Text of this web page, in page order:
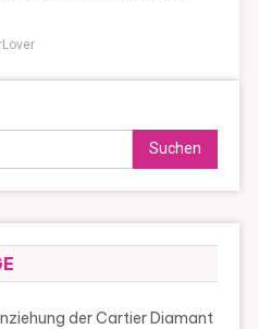
Suchen
der Cartier Diamant